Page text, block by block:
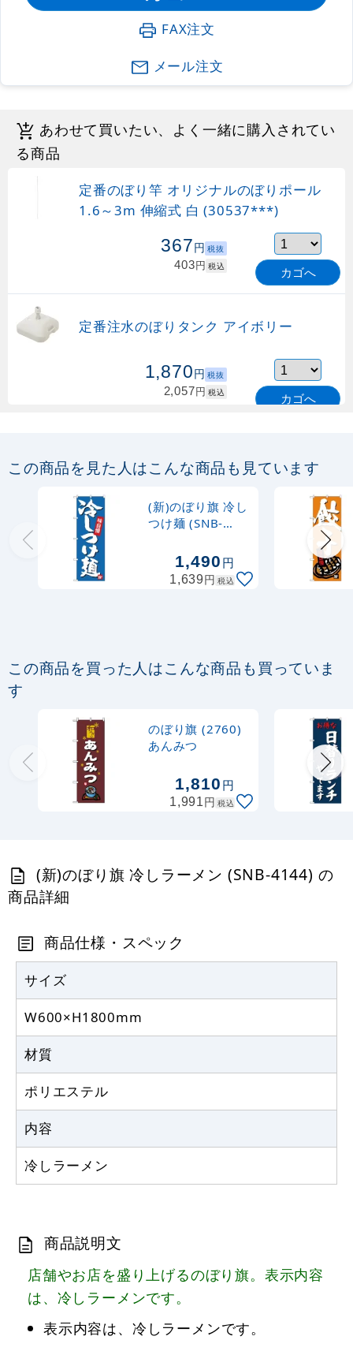
FAX注文
メール注文
あわせて買いたい、よく一緒に購入されてい
る商品
定番のぼり竿 オリジナルのぼりポール
1.6～3m 伸縮式 白 (30537***)
367円 税抜
403円 税込 カゴへ
定番注水のぼりタンク アイボリー
1,870円 税抜
2,057円 税込 カゴへ
1.6～3m 伸縮式 緑 (30537GRN)
売り切れ中
定番のぼり竿 オリジナルのぼりポール
1.6～3m 伸縮式 水色 (30537SBL)
定番のぼり竿 オリジナルのぼりポール
367円
403
2,552円 税込
この商品を見た人はこんな商品も見ています
(新)のぼり旗 冷し
つけ麺 (SNB-
1,490円
1,639円 税込
この商品を買った人はこんな商品も買っていま
す
のぼり旗 (2760)
あんみつ
1,810円
1,991円 税込
(新)のぼり旗 冷しラーメン (SNB-4144) の
商品詳細
商品仕様・スペック
サイズ
W600×H1800mm
材質
ポリエステル
内容
冷しラーメン
商品説明文
店舗やお店を盛り上げるのぼり旗。表示内容
は、冷しラーメンです。
表示内容は、冷しラーメンです。